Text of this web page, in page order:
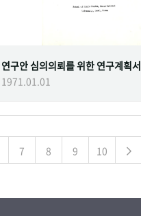
연구안 심의의뢰를 위한 연구계획서
1971.01.01
7 8 9 10